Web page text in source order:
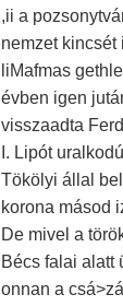
,ii a
nemzet kincsét
liMafmas
évben igen
visszaadta
I. Lipót
Tökölyi állal
korona másod
De mivel a
Bécs falai alatt
onnan a